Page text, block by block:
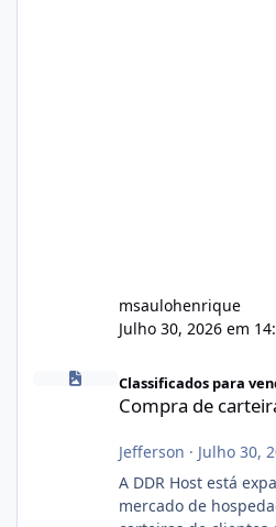
msaulohenrique
Julho 30, 2026 em
Compra de carteiras de clientes
Classificados para
Compra de
Jefferson · Julho 30,
A DDR Host está
mercado de